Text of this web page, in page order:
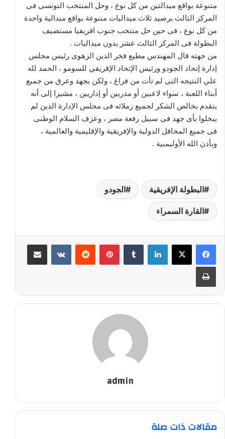
متنوعة بواقع ميدالتين من كل نوع ، وحل المنتخب التونسى فى
المركز الثالث برصيد ثلاث ميداليات متنوعة بواقع ميدالية واحدة
من كل نوع ، فى حين حل منتخب جنوب افريقيا مستضيف
البطولة فى المركز الثالث عشر بدون ميداليات .
من جهته قال المهندس مطيع فخر الدين الزهوى رئيس مجلس
إدارة إتحاد الجودو ورئيس الإتحاد الإفريقي للسومو ، الحمد لله
علي النتيجه التى لم تأت من فراغ ، ولكن بجهد وعرق من جميع
أبناء اللعبة ، سواء لاعبين أو مدربين أو إداريين ، مشيرا إلى أنه
يتقدم بخالص الشكر لجميع زملائه فى مجلس الإدارة الذين لم
يبخلوا بأى جهد فى سبيل رفعة مصر ، وعزف السلام الوطنى
فى جميع المحافل الدولية والإفريقية والإقليمية والعالمية ،
وبأذن الله الأوليمبية .
البطولة الإفريقية الجودو
القارة السمراء
لينكدإن بينتيريست
admin
مقالات ذات صلة